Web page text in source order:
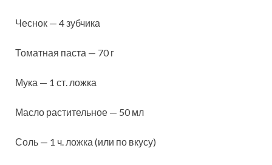
Чеснок — 4 зубчика
Томатная паста — 70 г
Мука — 1 ст. ложка
Масло растительное — 50 мл
Соль — 1 ч. ложка (или по вкусу)